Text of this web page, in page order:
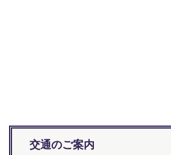
交通のご案内